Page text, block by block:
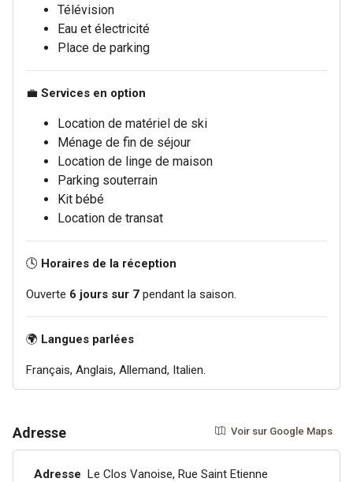
Télévision
Eau et électricité
Place de parking
💼 Services en option
Location de matériel de ski
Ménage de fin de séjour
Location de linge de maison
Parking souterrain
Kit bébé
Location de transat
🕓 Horaires de la réception
Ouverte 6 jours sur 7 pendant la saison.
🌍 Langues parlées
Français, Anglais, Allemand, Italien.
Adresse Voir sur Google Maps
Adresse Le Clos Vanoise, Rue Saint Etienne